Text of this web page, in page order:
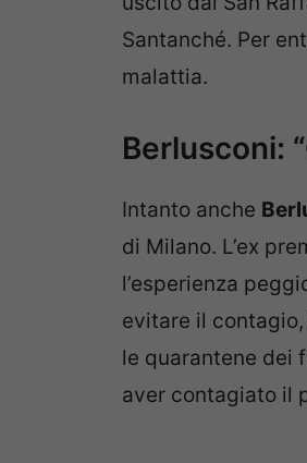
Santanché. Per
malattia.
Berlusconi:
Intanto anche
di Milano. L’ex
l’esperienza
evitare il
le quarantene dei
aver contagiato il